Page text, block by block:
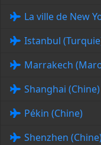
La ville de New
Istanbul
Marrakech
Shanghai (Chine)
Pékin (Chine)
Shenzhen